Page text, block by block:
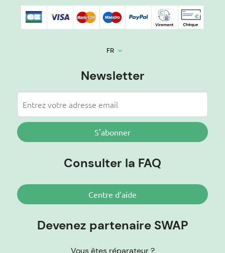
FR keyboard_arrow_down
Newsletter
S'abonner
Consulter la FAQ
Centre d’aide
Devenez partenaire SWAP
Vous êtes réparateur ?